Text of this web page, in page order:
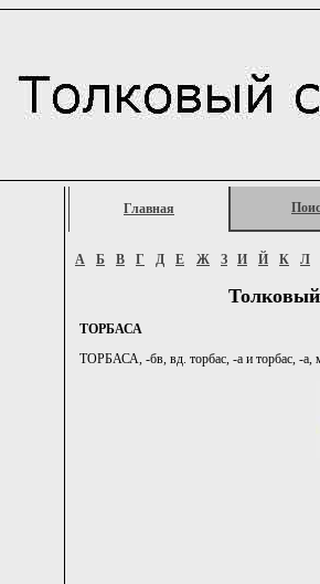
Главная
А Б В Г Д Е Ж З И Й К Л
ТОРБАСА
ТОРБАСА, -бв, вд. торбас, -а и торбас, -а,